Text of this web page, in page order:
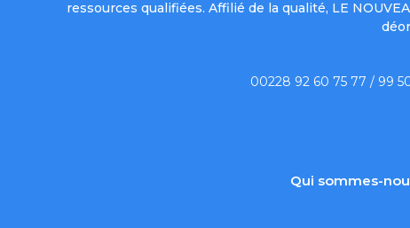
ressources qualifiées. Affilié de la qualité, LE
00228 92 60 75 77 / 99
Qui sommes-